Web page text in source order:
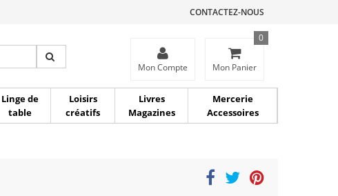
CONTACTEZ-NOUS
Mon Compte Mon Panier
0
Linge de
table
Loisirs
créatifs
Livres
Magazines
Mercerie
Accessoires